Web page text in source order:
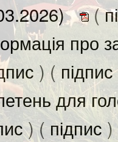
(
про
) (підпис
для
) ( підпис)